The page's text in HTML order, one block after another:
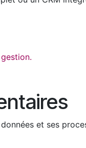
et ses